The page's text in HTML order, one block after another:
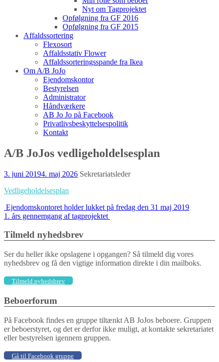
Nyt om Tagprojektet
Opfølgning fra GF 2016
Opfølgning fra GF 2015
Affaldssortering
Flexosort
Affaldsstativ Flower
Affaldssorteringsspande fra Ikea
Om A/B JoJo
Ejendomskontor
Bestyrelsen
Administrator
Håndværkere
AB Jo Jo på Facebook
Privatlivsbeskyttelsespolitik
Kontakt
A/B JoJos vedligeholdelsesplan
3. juni 20194. maj 2026 Sekretariatsleder
Vedligeholdelsesplan
Indlægs
navigation
Ejendomskontoret holder lukket på fredag den 31 maj 2019
1. års gennemgang af tagprojektet
Tilmeld nyhedsbrev
Ser du heller ikke opslagene i opgangen? Så tilmeld dig vores
nyhedsbrev og få den vigtige information direkte i din mailboks.
Tilmeld nyhedsbrev
Beboerforum
På Facebook findes en gruppe tiltænkt AB JoJos beboere. Gruppen
er beboerstyret, og det er derfor ikke muligt, at kontakte sekretariatet
eller bestyrelsen igennem gruppen.
Gå til Facebook gruppe